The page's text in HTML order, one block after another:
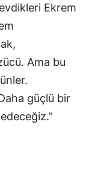
Ekrem
Ama bu
güçlü bir